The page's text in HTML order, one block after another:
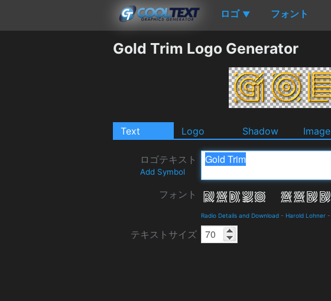
ロゴ ▼ フォント
Gold Trim Logo Generator
Text Logo Shadow Image
ロゴテキスト
Add Symbol
フォント
Radio Details and Download - Harold Lohner -
テキストサイズ